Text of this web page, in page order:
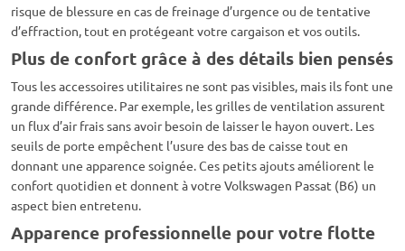
risque de blessure en cas de freinage d’urgence ou de tentative
d’effraction, tout en protégeant votre cargaison et vos outils.
Plus de confort grâce à des détails bien pensés
Tous les accessoires utilitaires ne sont pas visibles, mais ils font une
grande différence. Par exemple, les grilles de ventilation assurent
un flux d’air frais sans avoir besoin de laisser le hayon ouvert. Les
seuils de porte empêchent l’usure des bas de caisse tout en
donnant une apparence soignée. Ces petits ajouts améliorent le
confort quotidien et donnent à votre Volkswagen Passat (B6) un
aspect bien entretenu.
Apparence professionnelle pour votre flotte